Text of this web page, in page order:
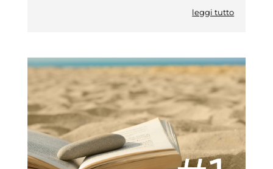
leggi tutto